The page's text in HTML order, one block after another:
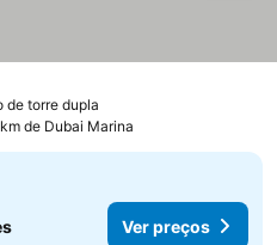
de torre dupla
de Dubai Marina
Ver preços